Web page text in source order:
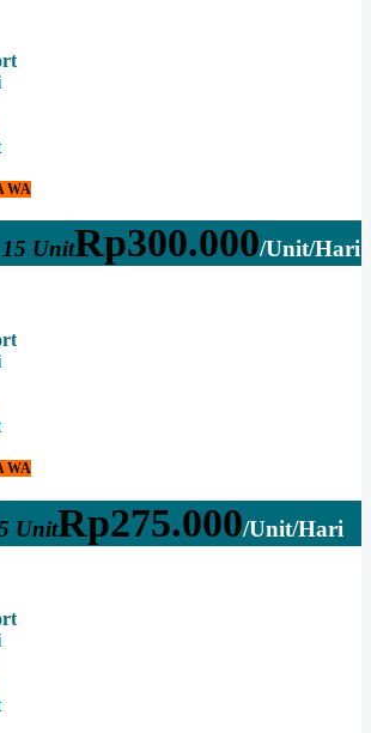
WA
UnitRp300.000/Unit/Hari
WA
UnitRp275.000/Unit/Hari